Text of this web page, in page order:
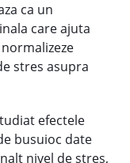
ca un
care ajuta
stres asupra
efectele
busuioc date
nivel de stres,